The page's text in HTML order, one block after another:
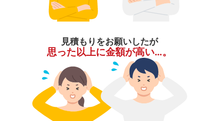
見積もりをお願いしたが
思った以上に金額が高い…。